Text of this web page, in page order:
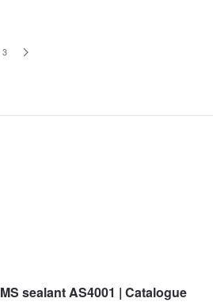
3
MS sealant AS4001 | Catalogue